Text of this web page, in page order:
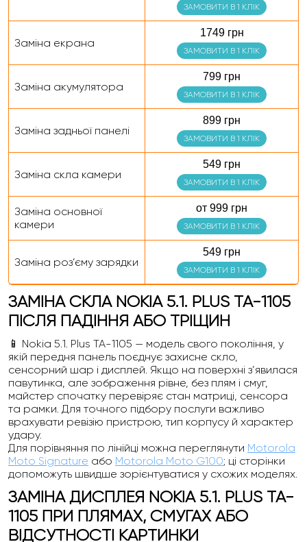
ЗАМОВИТИ В 1 КЛІК
Заміна екрана
1749 грн
ЗАМОВИТИ В 1 КЛІК
Заміна акумулятора
799 грн
ЗАМОВИТИ В 1 КЛІК
Заміна задньої панелі
899 грн
ЗАМОВИТИ В 1 КЛІК
Заміна скла камери
549 грн
ЗАМОВИТИ В 1 КЛІК
Заміна основної
камери
от 999 грн
ЗАМОВИТИ В 1 КЛІК
Заміна роз’єму зарядки
549 грн
ЗАМОВИТИ В 1 КЛІК
ЗАМІНА СКЛА NOKIA 5.1. PLUS TA-1105
ПІСЛЯ ПАДІННЯ АБО ТРІЩИН
📱 Nokia 5.1. Plus TA-1105 — модель свого покоління, у
якій передня панель поєднує захисне скло,
сенсорний шар і дисплей. Якщо на поверхні з’явилася
павутинка, але зображення рівне, без плям і смуг,
майстер спочатку перевіряє стан матриці, сенсора
та рамки. Для точного підбору послуги важливо
врахувати ревізію пристрою, тип корпусу й характер
удару.
Для порівняння по лінійці можна переглянути Motorola
Moto Signature або Motorola Moto G100; ці сторінки
допоможуть швидше зорієнтуватися у схожих моделях.
ЗАМІНА ДИСПЛЕЯ NOKIA 5.1. PLUS TA-
1105 ПРИ ПЛЯМАХ, СМУГАХ АБО
ВІДСУТНОСТІ КАРТИНКИ